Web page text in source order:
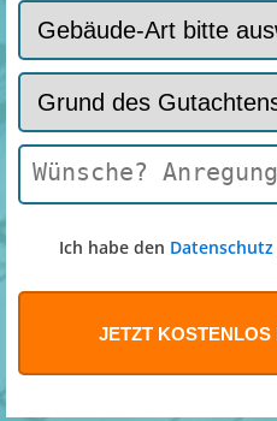
Ich habe den Datenschutz